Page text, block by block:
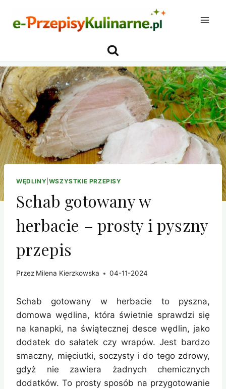
WĘDLINY WSZYSTKIE PRZEPISY
Schab gotowany w
herbacie – prosty i pyszny
przepis
Przez Milena Kierzkowska 04-11-2024
Schab gotowany w herbacie to pyszna,
domowa wędlina, która świetnie sprawdzi się
na kanapki, na świątecznej desce wędlin, jako
dodatek do sałatek czy wrapów. Jest bardzo
smaczny, mięciutki, soczysty i do tego zdrowy,
gdyż nie zawiera żadnych chemicznych
dodatków. To prosty sposób na przygotowanie